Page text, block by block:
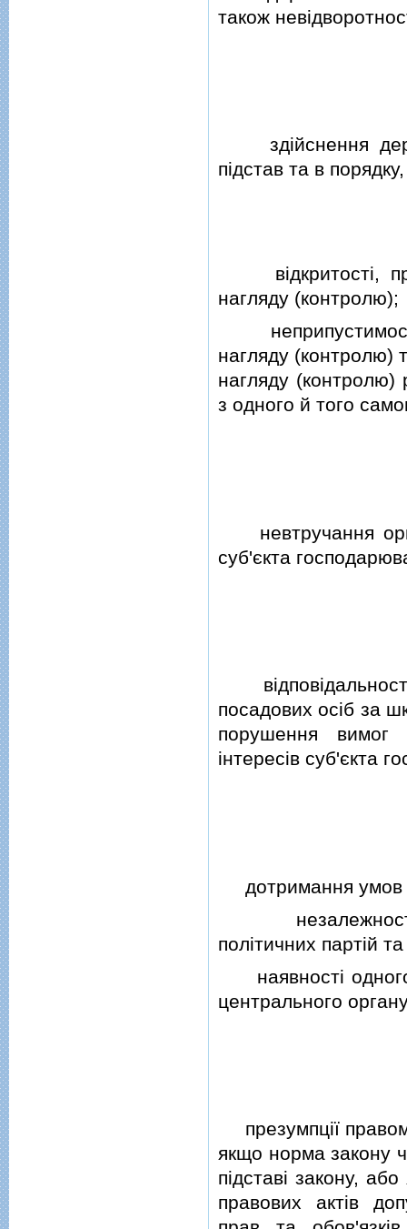
також
здiйснення
пiдстав та в
вiдкритостi,
нагляду (контролю);
неприпустимостi
нагляду (контролю)
нагляду (контролю)
з одного й того
невтручання
суб'єкта
вiдповiдальностi
посадових осiб за
порушення вимог
iнтересiв суб'єкта
дотримання умов
незалежностi
полiтичних партiй
наявностi одного
центрального
презумпцiї
якщо норма закону
пiдставi закону,
правових актiв